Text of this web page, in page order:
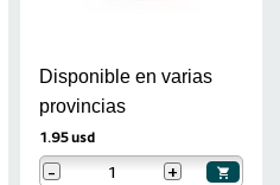
Disponible en varias
provincias
1.95 usd
- +